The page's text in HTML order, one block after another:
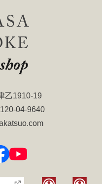
乙1910-19
04-9640